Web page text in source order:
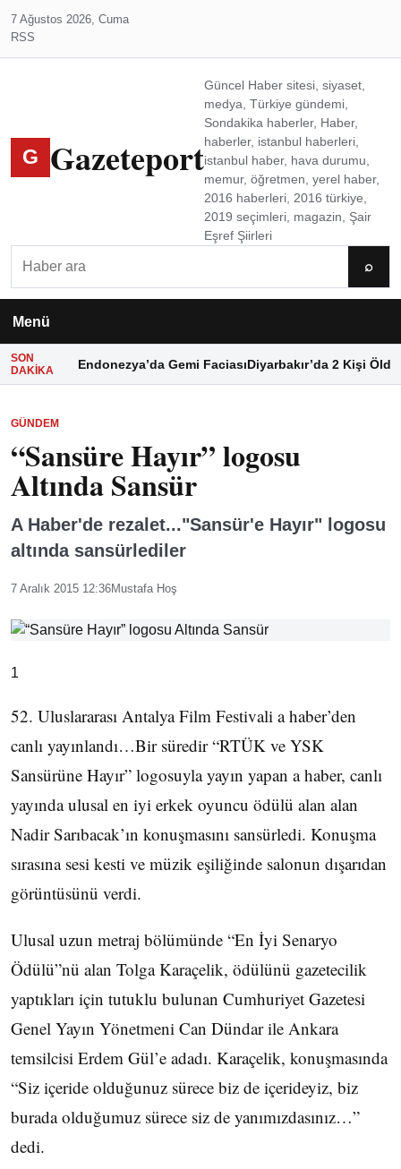
7 Ağustos 2026, Cuma
RSS
G Gazeteport
Güncel Haber sitesi, siyaset,
medya, Türkiye gündemi,
Sondakika haberler, Haber,
haberler, istanbul haberleri,
istanbul haber, hava durumu,
memur, öğretmen, yerel haber,
2016 haberleri, 2016 türkiye,
2019 seçimleri, magazin, Şair
Eşref Şiirleri
⌕
Menü
SON
DAKIKA
Endonezya’da Gemi FaciasıDiyarbakır’da 2 Kişi Öldü
GÜNDEM
“Sansüre Hayır” logosu
Altında Sansür
A Haber'de rezalet..."Sansür'e Hayır" logosu
altında sansürlediler
7 Aralık 2015 12:36Mustafa Hoş
1
52. Uluslararası Antalya Film Festivali a haber’den
canlı yayınlandı…Bir süredir “RTÜK ve YSK
Sansürüne Hayır” logosuyla yayın yapan a haber, canlı
yayında ulusal en iyi erkek oyuncu ödülü alan alan
Nadir Sarıbacak’ın konuşmasını sansürledi. Konuşma
sırasına sesi kesti ve müzik eşiliğinde salonun dışarıdan
görüntüsünü verdi.
Ulusal uzun metraj bölümünde “En İyi Senaryo
Ödülü”nü alan Tolga Karaçelik, ödülünü gazetecilik
yaptıkları için tutuklu bulunan Cumhuriyet Gazetesi
Genel Yayın Yönetmeni Can Dündar ile Ankara
temsilcisi Erdem Gül’e adadı. Karaçelik, konuşmasında
“Siz içeride olduğunuz sürece biz de içerideyiz, biz
burada olduğumuz sürece siz de yanımızdasınız…”
dedi.